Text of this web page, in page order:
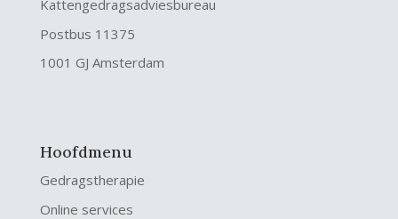
Kattengedragsadviesbureau
Postbus 11375
1001 GJ Amsterdam
Hoofdmenu
Gedragstherapie
Online services